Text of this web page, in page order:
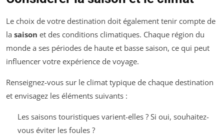
Le choix de votre destination doit également tenir compte de
la saison et des conditions climatiques. Chaque région du
monde a ses périodes de haute et basse saison, ce qui peut
influencer votre expérience de voyage.
Renseignez-vous sur le climat typique de chaque destination
et envisagez les éléments suivants :
Les saisons touristiques varient-elles ? Si oui, souhaitez-
vous éviter les foules ?